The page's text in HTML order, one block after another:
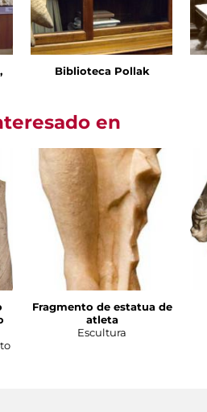
Biblioteca Pollak
en
Fragmento de estatua de
atleta
Escultura